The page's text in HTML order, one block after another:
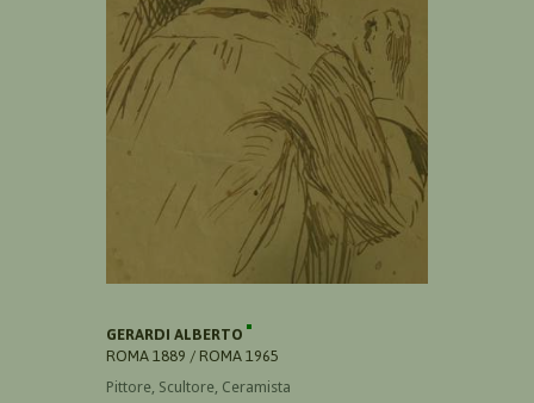
GERARDI ALBERTO
ROMA 1889 / ROMA 1965
Pittore, Scultore, Ceramista